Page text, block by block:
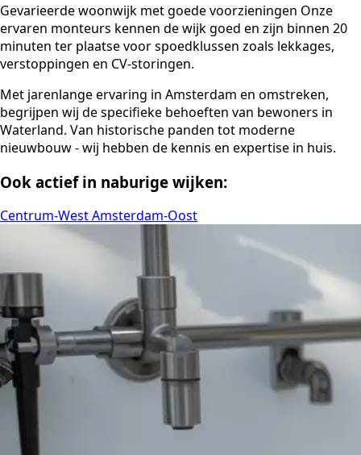
Gevarieerde woonwijk met goede voorzieningen Onze
ervaren monteurs kennen de wijk goed en zijn binnen 20
minuten ter plaatse voor spoedklussen zoals lekkages,
verstoppingen en CV-storingen.
Met jarenlange ervaring in Amsterdam en omstreken,
begrijpen wij de specifieke behoeften van bewoners in
Waterland. Van historische panden tot moderne
nieuwbouw - wij hebben de kennis en expertise in huis.
Ook actief in naburige wijken:
Centrum-WestAmsterdam-Oost